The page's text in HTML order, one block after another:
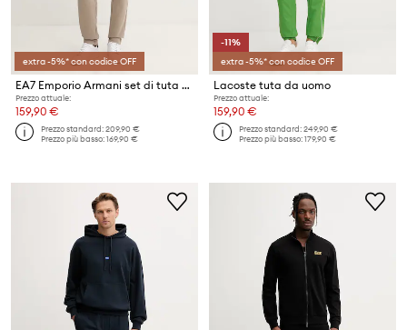
extra -5%* con codice OFF
EA7 Emporio Armani set di tuta da uomo
Prezzo attuale:
159,90 €
Prezzo standard:209,90 €
Prezzo più basso:169,90 €
-11%
extra -5%* con codice OFF
Lacoste tuta da uomo
Prezzo attuale:
159,90 €
Prezzo standard:249,90 €
Prezzo più basso:179,90 €